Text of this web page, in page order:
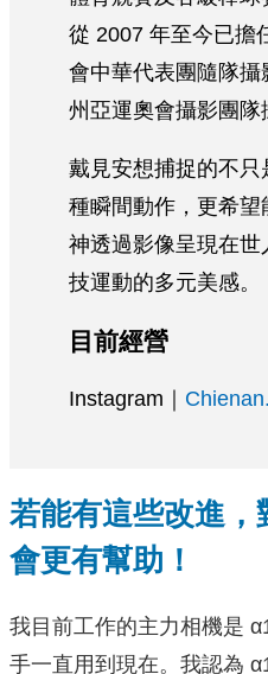
從 2007 年至今已擔
會中華代表團隨隊
州亞運奧會攝影團隊
戴見安想捕捉的不
種瞬間動作，更希
神透過影像呈現在
技運動的多元美感。
目前經營
Instagram｜
若能有這些改進
會更有幫助！
我目前工作的主力相機是
手一直用到現在。我認為